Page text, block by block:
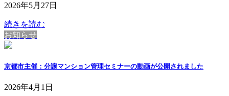
2026年5月27日
続きを読む
お知らせ
京都市主催：分譲マンション管理セミナーの動画が公開されました
2026年4月1日